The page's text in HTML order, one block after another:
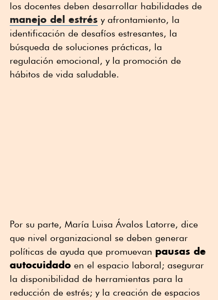
los docentes deben desarrollar habilidades de
manejo del estrés y afrontamiento, la
identificación de desafíos estresantes, la
búsqueda de soluciones prácticas, la
regulación emocional, y la promoción de
hábitos de vida saludable.
Por su parte, María Luisa Ávalos Latorre, dice
que nivel organizacional se deben generar
políticas de ayuda que promuevan pausas de
autocuidado en el espacio laboral; asegurar
la disponibilidad de herramientas para la
reducción de estrés; y la creación de espacios